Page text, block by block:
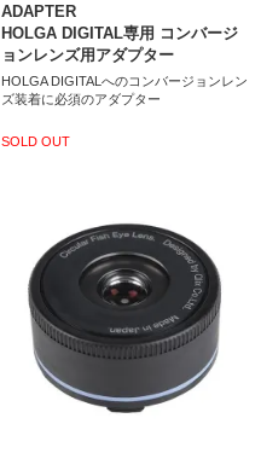
ADAPTER
HOLGA DIGITAL専用 コンバージ
ョンレンズ用アダプター
HOLGA DIGITALへのコンバージョンレン
ズ装着に必須のアダプター
SOLD OUT